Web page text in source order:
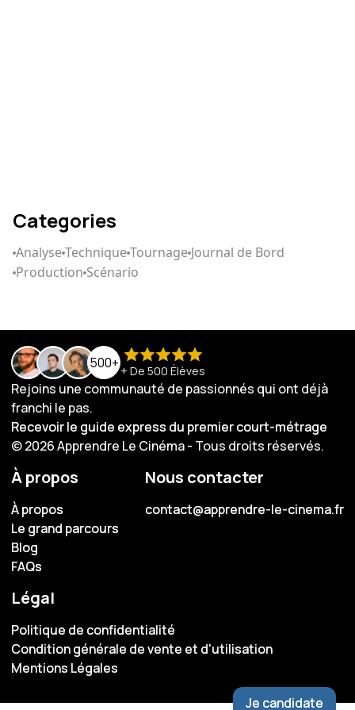
Categories
AnalyseTechniqueTournage Journal de Bord
Production Scénario
500+ + De 500 Élèves
Rejoins une communauté de passionnés qui ont déjà
franchi le pas.
Recevoir le guide express du premier court-métrage
Recevoir le guide express du premier court-métrage
© 2026 Apprendre Le Cinéma - Tous droits réservés.
À propos
À propos
À propos
Le grand parcours
Le grand parcours
Blog
Blog
FAQs
FAQs
Nous contacter
contact@apprendre-le-cinema.fr
contact@apprendre-le-cinema.fr
Légal
Politique de confidentialité
Politique de confidentialité
Condition générale de vente et d'utilisation
Condition générale de vente et d'utilisation
Mentions Légales
Mentions Légales
Je candidate
Je candidate